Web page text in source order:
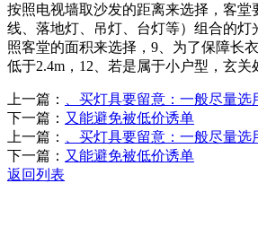
按照电视墙取沙发的距离来选择，客
线、落地灯、吊灯、台灯等）组合的
照客堂的面积来选择，9、为了保障长
低于2.4m，12、若是属于小户型，玄关
上一篇：
、买灯具要留意：一般尽量选
下一篇： 又能避免被低价诱单
上一篇：
、买灯具要留意：一般尽量选
下一篇： 又能避免被低价诱单
返回列表